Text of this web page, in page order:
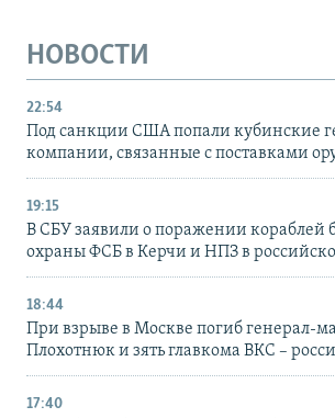
НОВОСТИ
22:54
Под санкции США попали кубинские
компании, связанные с поставками
19:15
В СБУ заявили о поражении кораблей
охраны ФСБ в Керчи и НПЗ в
18:44
При взрыве в Москве погиб генерал-
Плохотнюк и зять главкома ВКС –
17:40